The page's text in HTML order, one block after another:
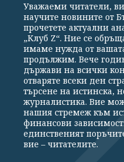
Общи условия
Реклама
Екип
Издател на www.clubz.bg е
Константинов" 3. Всички
Уважаеми читатели,
научите новините от
прочетете актуални
„Клуб Z“. Ние се
имаме нужда от
продължим. Вече
държави на всички
отваряте всеки ден
търсене на истинска,
журналистика. Вие
нашия стремеж към
финансови
единственият
вие – читателите.